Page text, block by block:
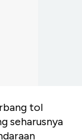
tol
seharusnya